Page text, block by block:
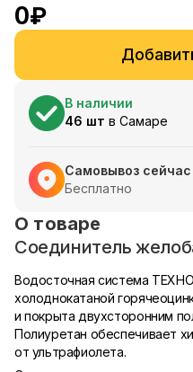
0₽
В наличии
46 шт в Самаре
Самовывоз
Бесплатно
О товаре
Соединитель
Водосточная система
холоднокатаной
и покрыта двухсторонним
Полиуретан обеспечивает
от ультрафиолета.